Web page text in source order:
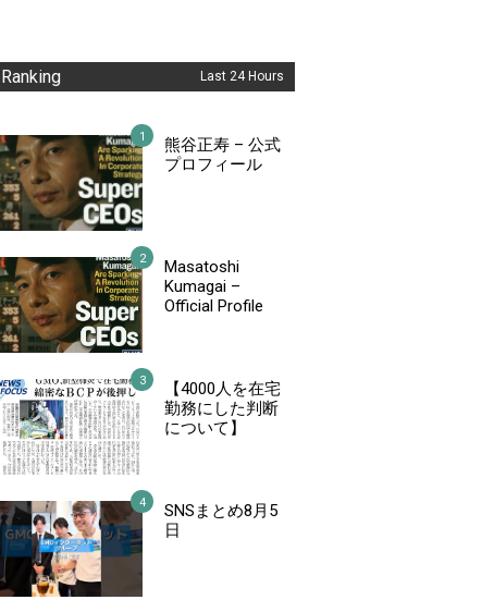
Ranking Last 24 Hours
熊谷正寿 – 公式
プロフィール
Masatoshi
Kumagai –
Official Profile
【4000人を在宅
勤務にした判断
について】
SNSまとめ8月5
日